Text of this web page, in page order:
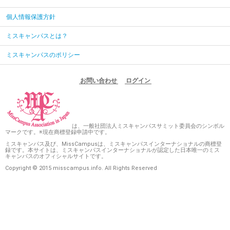
個人情報保護方針
ミスキャンパスとは？
ミスキャンパスのポリシー
お問い合わせ ログイン
は、一般社団法人ミスキャンパスサミット委員会のシンボル
マークです。※現在商標登録申請中です。
ミスキャンパス及び、MissCampusは、ミスキャンパスインターナショナルの商標登
録です。本サイトは、ミスキャンパスインターナショナルが認定した日本唯一のミス
キャンパスのオフィシャルサイトです。
Copyright © 2015 misscampus.info. All Rights Reserved